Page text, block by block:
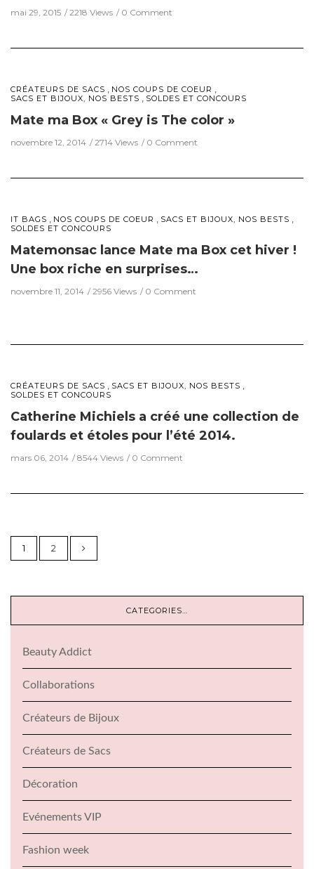
mai 29, 2015 2218 Views 0 Comment
CRÉATEURS DE SACS NOS COUPS DE COEUR
SACS ET BIJOUX, NOS BESTS SOLDES ET CONCOURS
Mate ma Box « Grey is The color »
novembre 12, 2014 2714 Views 0 Comment
IT BAGS NOS COUPS DE COEUR SACS ET BIJOUX, NOS BESTS
SOLDES ET CONCOURS
Matemonsac lance Mate ma Box cet hiver !
Une box riche en surprises…
novembre 11, 2014 2956 Views 0 Comment
CRÉATEURS DE SACS SACS ET BIJOUX, NOS BESTS
SOLDES ET CONCOURS
Catherine Michiels a créé une collection de
foulards et étoles pour l’été 2014.
mars 06, 2014 8544 Views 0 Comment
1 2
CATEGORIES…
Beauty Addict
Collaborations
Créateurs de Bijoux
Créateurs de Sacs
Décoration
Evénements VIP
Fashion week